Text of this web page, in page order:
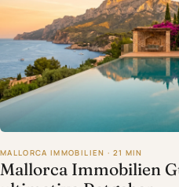
MALLORCA IMMOBILIEN · 21 MIN
Mallorca Immobilien